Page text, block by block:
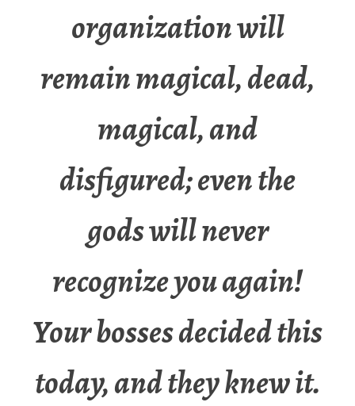
organization will
remain magical, dead,
magical, and
disfigured; even the
gods will never
recognize you again!
Your bosses decided this
today, and they knew it.